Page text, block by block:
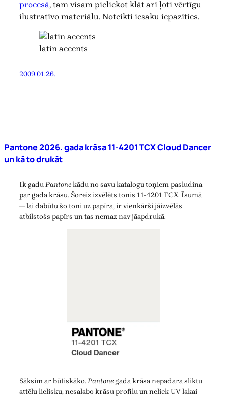
procesā, tam visam pieliekot klāt arī ļoti vērtīgu
ilustratīvo materiālu. Noteikti iesaku iepazīties.
latin accents
2009.01.26.
Pantone 2026. gada krāsa 11-4201 TCX Cloud Dancer
un kā to drukāt
Ik gaduPantonekādu no savu katalogu toņiem pasludina
par gada krāsu. Šoreiz izvēlēts tonis 11-4201 TCX. Īsumā
— lai dabūtu šo toni uz papīra, ir vienkārši jāizvēlās
atbilstošs papīrs un tas nemaz nav jāapdrukā.
Sāksim ar būtiskāko. Pantonegada krāsa nepadara sliktu
attēlu lielisku, nesalabo krāsu profilu un neliek UV lakai